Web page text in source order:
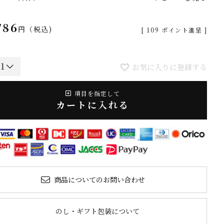
税込 [ 109 ポイント進呈 ]
お気に入りに登録する
項目を指定して
カートに入れる
商品についてのお問い合わせ
のし・ギフト包装について